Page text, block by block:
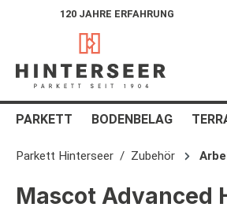
Zur Hauptnavigation
120 JAHRE ERFAHRUNG
PARKETT BODENBELAG
Parkett Hinterseer Zubehör
Mascot Advanced